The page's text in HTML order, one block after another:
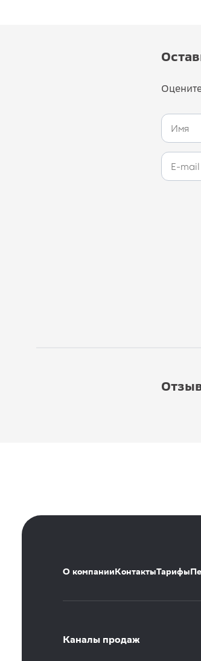
О компанииКонтактыТарифы
Каналы продаж